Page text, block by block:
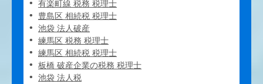
有楽町線 税務 税理士
豊島区 相続税 税理士
池袋 法人破産
練馬区 税務 税理士
練馬区 相続税 税理士
板橋 破産企業の税務 税理士
池袋 法人税